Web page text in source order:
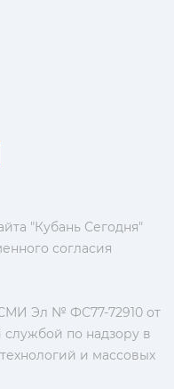
"Кубань Сегодня"
согласия
Эл № ФС77-72910 от
службой по надзору в
и массовых